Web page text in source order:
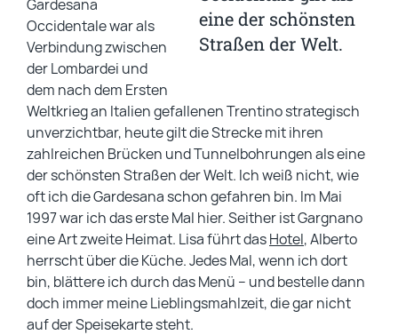
eine der schönsten
Straßen der Welt.
Gardesana
Occidentale war als
Verbindung zwischen
der Lombardei und
dem nach dem Ersten
Weltkrieg an Italien gefallenen Trentino strategisch
unverzichtbar, heute gilt die Strecke mit ihren
zahlreichen Brücken und Tunnelbohrungen als eine
der schönsten Straßen der Welt. Ich weiß nicht, wie
oft ich die Gardesana schon gefahren bin. Im Mai
1997 war ich das erste Mal hier. Seither ist Gargnano
eine Art zweite Heimat. Lisa führt dasHotel, Alberto
herrscht über die Küche. Jedes Mal, wenn ich dort
bin, blättere ich durch das Menü – und bestelle dann
doch immer meine Lieblingsmahlzeit, die gar nicht
auf der Speisekarte steht.